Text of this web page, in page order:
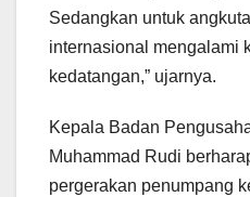
Sedangkan untuk
internasional mengalami
kedatangan,” ujarnya.
Kepala Badan
Muhammad Rudi
pergerakan penumpang